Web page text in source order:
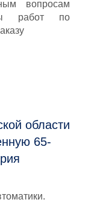
вопросам
работ по
области
65-